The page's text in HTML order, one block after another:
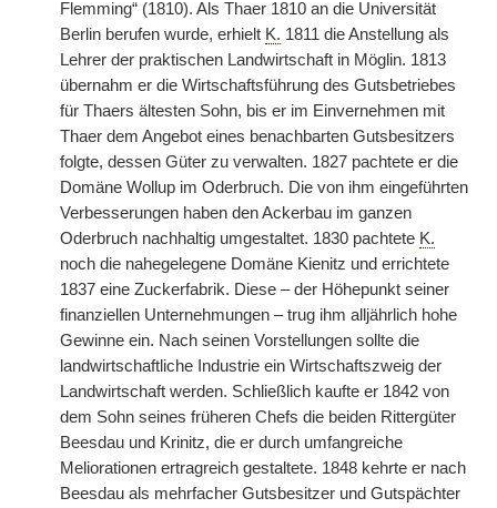
Flemming“ (1810). Als Thaer 1810 an die Universität
Berlin berufen wurde, erhielt K. 1811 die Anstellung als
Lehrer der praktischen Landwirtschaft in Möglin. 1813
übernahm er die Wirtschaftsführung des Gutsbetriebes
für Thaers ältesten Sohn, bis er im Einvernehmen mit
Thaer dem Angebot eines benachbarten Gutsbesitzers
folgte, dessen Güter zu verwalten. 1827 pachtete er die
Domäne Wollup im Oderbruch. Die von ihm eingeführten
Verbesserungen haben den Ackerbau im ganzen
Oderbruch nachhaltig umgestaltet. 1830 pachtete K.
noch die nahegelegene Domäne Kienitz und errichtete
1837 eine Zuckerfabrik. Diese – der Höhepunkt seiner
finanziellen Unternehmungen – trug ihm alljährlich hohe
Gewinne ein. Nach seinen Vorstellungen sollte die
landwirtschaftliche Industrie ein Wirtschaftszweig der
Landwirtschaft werden. Schließlich kaufte er 1842 von
dem Sohn seines früheren Chefs die beiden Rittergüter
Beesdau und Krinitz, die er durch umfangreiche
Meliorationen ertragreich gestaltete. 1848 kehrte er nach
Beesdau als mehrfacher Gutsbesitzer und Gutspächter